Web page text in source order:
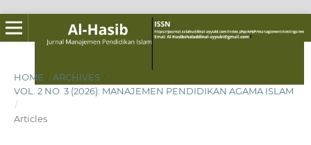
HOME ARCHIVES
VOL. 2 NO. 3 (2026): MANAJEMEN PENDIDIKAN AGAMA ISLAM
/
Articles